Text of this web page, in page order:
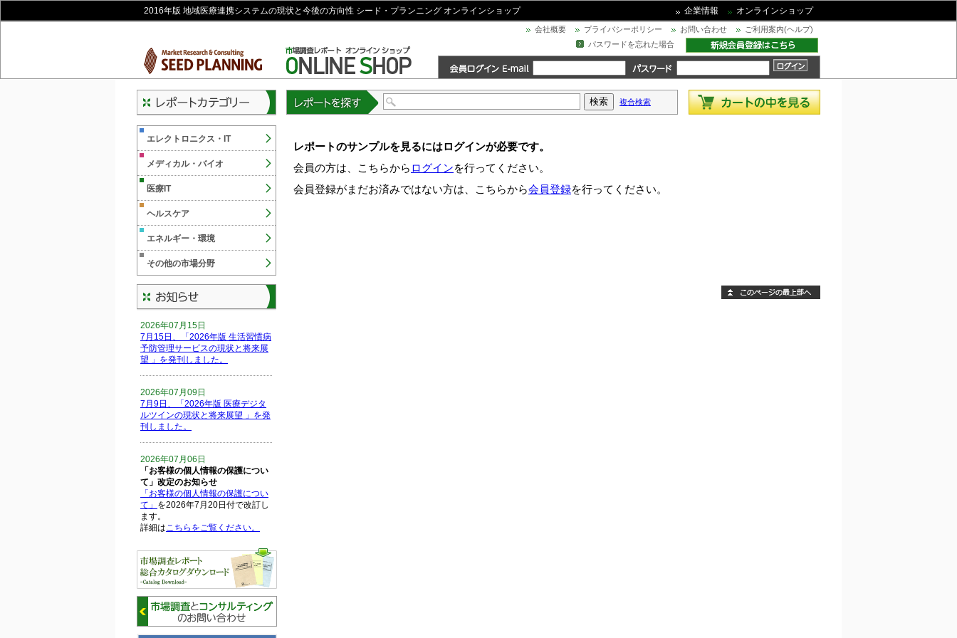
2016年版 地域医療連携システムの現状と今後の方向性 シード・プランニング オンラインショップ 企業情報 オンラインショップ
会社概要 プライバシーポリシー お問い合わせ
ご利用案内(ヘルプ)
パスワードを忘れた場合
複合検索
レポートのサンプルを見るにはログインが必要です。
会員の方は、こちらから ログインを行ってください。
会員登録がまだお済みではない方は、こちらから会員登録を行ってください。
エレクトロニクス・IT
メディカル・バイオ
医療IT
ヘルスケア
エネルギー・環境
その他の市場分野
2026年07月15日
7月15日、「2026年版 生活習慣病
予防管理サービスの現状と将来展
望 」を発刊しました。
2026年07月09日
7月9日、「2026年版 医療デジタ
ルツインの現状と将来展望 」を発
刊しました。
2026年07月06日
「お客様の個人情報の保護につい
て」改定のお知らせ
「お客様の個人情報の保護につい
て」 を2026年7月20日付で改訂し
ます。
詳細はこちらをご覧ください。
2026年06月15日
6月15日、「中国の医療保険医薬
品リスト 」を発刊しました。
2026年06月01日
6月1日、「2026-27年版 5G SA、